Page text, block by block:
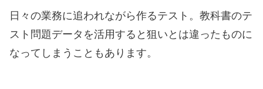
日々の業務に追われながら作るテスト。教科書のテ
スト問題データを活用すると狙いとは違ったものに
なってしまうこともあります。